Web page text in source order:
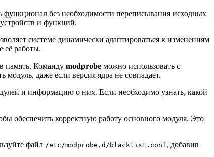
без необходимости переписывания исходных
и функций.
системе динамически адаптироваться к изменениям
её работы.
память. Команду modprobe можно использовать с
модуль, даже если версия ядра не совпадает.
и информацию о них. Если необходимо узнать, какой
обеспечить корректную работу основного модуля. Это
файл /etc/modprobe.d/blacklist.conf, добавив